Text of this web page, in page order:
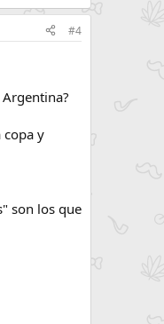
#4
copa y
son los que